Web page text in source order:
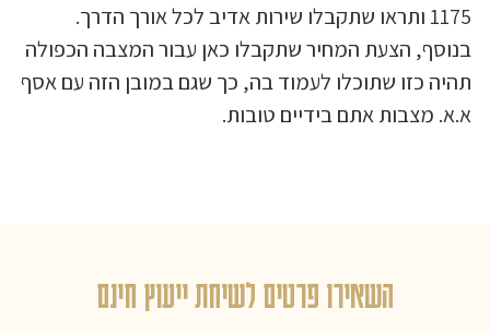
1175 ותראו שתקבלו שירות אדיב לכל אורך הדרך.
בנוסף, הצעת המחיר שתקבלו כאן עבור המצבה הכפולה
תהיה כזו שתוכלו לעמוד בה, כך שגם במובן הזה עם אסף
א.א. מצבות אתם בידיים טובות.
השאירו פרטים לשיחת ייעוץ חינם